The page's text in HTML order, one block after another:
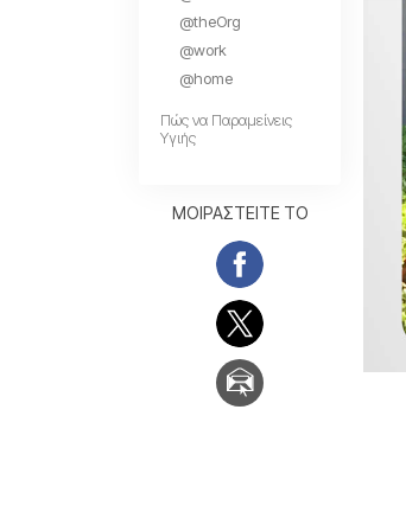
@theOrg
@work
@home
Πώς να Παραμείνεις
Υγιής
ΜΟΙΡΑΣΤΕΙΤΕ ΤΟ